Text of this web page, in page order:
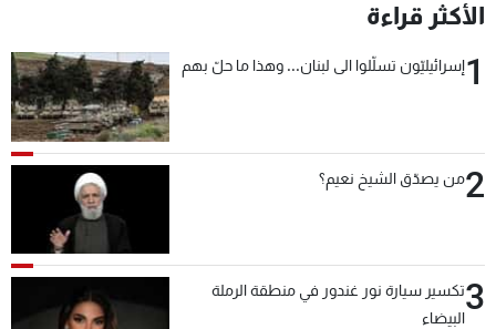
الأكثر قراءة
1إسرائيليّون تسلّلوا الى لبنان... وهذا ما حلّ بهم
2من يصدّق الشيخ نعيم؟
3تكسير سيارة نور غندور في منطقة الرملة
البيضاء
لاعلاناتكم